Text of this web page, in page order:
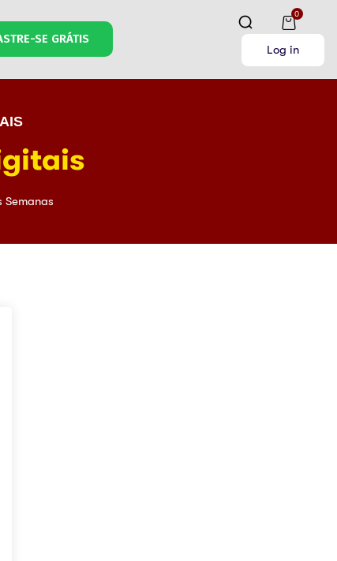
SE GRÁTIS
0
Log in
Semanas